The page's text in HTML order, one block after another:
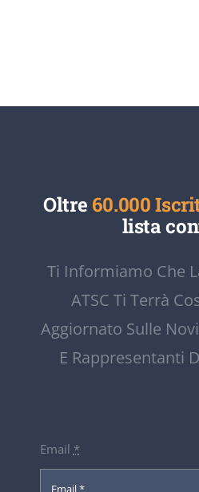
Oltre 60.000
lista
Ti Informiamo Che
ATSC Ti Terrà
Aggiornato Sulle
E Rappresentanti
Email *